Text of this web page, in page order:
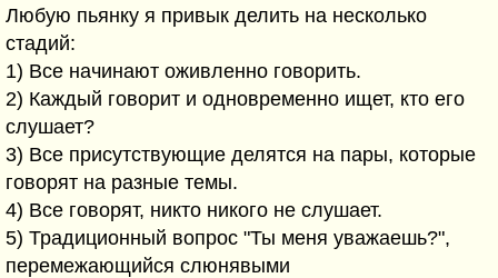
Любую пьянку я привык делить на несколько
стадий:
1) Все начинают оживленно говорить.
2) Каждый говорит и одновременно ищет, кто его
слушает?
3) Все присутствующие делятся на пары, которые
говорят на разные темы.
4) Все говорят, никто никого не слушает.
5) Традиционный вопрос "Ты меня уважаешь?",
перемежающийся слюнявыми